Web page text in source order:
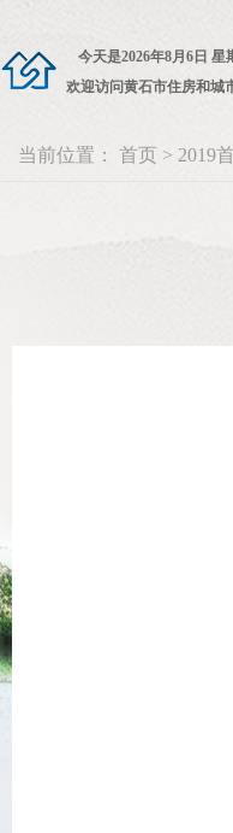
今天是2026年8月6日 星
欢迎访问黄石市住房和城
当前位置： 首页 > 2019